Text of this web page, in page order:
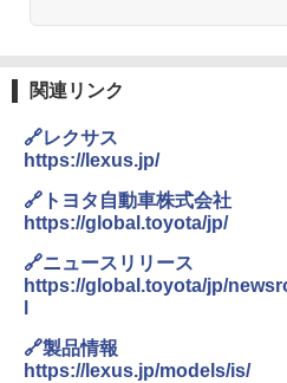
関連リンク
🔗レクサス
https://lexus.jp/
🔗トヨタ自動車株式会社
https://global.toyota/jp/
🔗ニュースリリース
https://global.toyota/jp/
🔗製品情報
https://lexus.jp/models/is/